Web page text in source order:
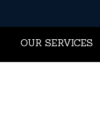
OUR SERVICES